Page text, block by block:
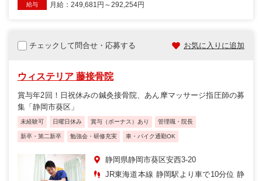
給与 月給：249,681円～292,254円
チェックして問合せ・応募する お気に入りに追加
ウィステリア 藤接骨院
賞与年2回！日祝休みの鍼灸接骨院、あん摩マッサージ指圧師の募
集「静岡市葵区」
未経験可 日曜日休み 賞与（ボーナス）あり 管理職・院長
新卒・第二新卒 勉強会・研修充実 車・バイク通勤OK
静岡県静岡市葵区安西3‐20
JR東海道本線 静岡駅より車で10分位 静